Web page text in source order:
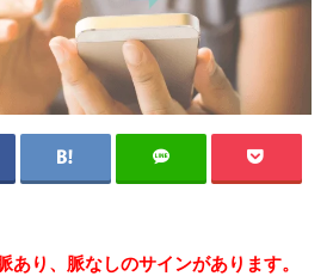
あり、脈なしのサインがあります。